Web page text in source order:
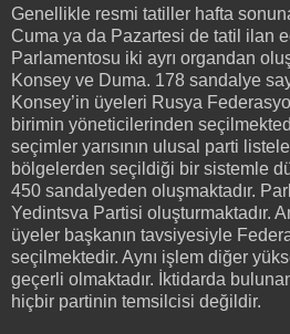
Genellikle resmi tatiller hafta
Cuma ya da Pazartesi de tatil ilan
Parlamentosu iki ayrı organdan
Konsey ve Duma. 178 sandalye
Konsey’in üyeleri Rusya
birimin yöneticilerinden
seçimler yarısının ulusal parti
bölgelerden seçildiği bir sistemle
450 sandalyeden oluşmaktadır.
Yedintsva Partisi oluşturmaktadır.
üyeler başkanın tavsiyesiyle
seçilmektedir. Aynı işlem diğer
geçerli olmaktadır. İktidarda
hiçbir partinin temsilcisi değildir.